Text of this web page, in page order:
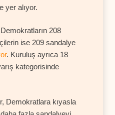
yer alıyor.
208
ise 209 sandalye
. Kuruluş ayrıca 18
kategorisinde
Demokratlara kıyasla